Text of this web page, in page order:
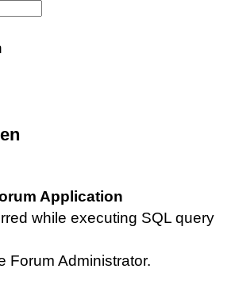
Application
while executing SQL query
Forum Administrator.